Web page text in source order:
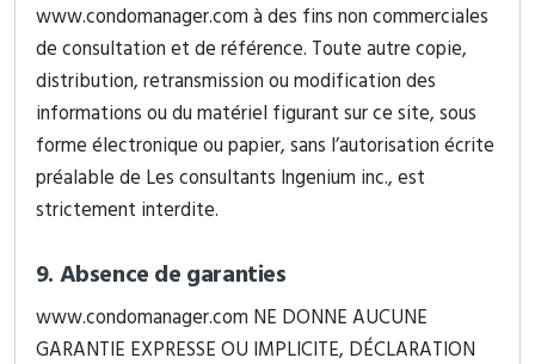
www.condomanager.com à des fins non commerciales
de consultation et de référence. Toute autre copie,
distribution, retransmission ou modification des
informations ou du matériel figurant sur ce site, sous
forme électronique ou papier, sans l’autorisation écrite
préalable de Les consultants Ingenium inc., est
strictement interdite.
9. Absence de garanties
www.condomanager.com NE DONNE AUCUNE
GARANTIE EXPRESSE OU IMPLICITE, DÉCLARATION